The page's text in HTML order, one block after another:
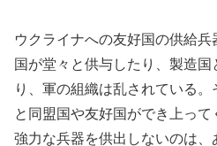
ウクライナへの友好国の供給
国が堂々と供与したり、製造
り、軍の組織は乱されている
と同盟国や友好国ができ上っ
強力な兵器を供出しないのは